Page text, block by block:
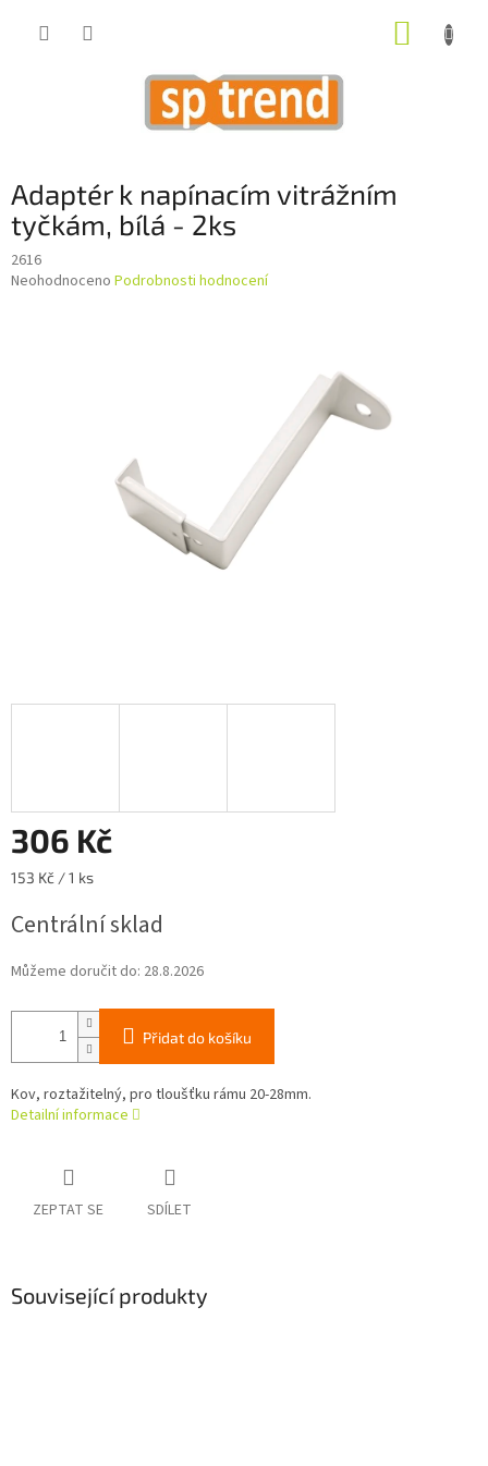
Adaptér k napínacím vitrážním
tyčkám, bílá - 2ks
2616
Průměrné
Neohodnoceno Podrobnosti hodnocení
306 Kč
Měrná
153 Kč / 1 ks
Centrální sklad
Můžeme doručit do: 28.8.2026
Přidat do košíku
Kov, roztažitelný, pro tloušťku rámu 20-28mm.
Detailní informace
ZEPTAT SE SDÍLET
Související produkty